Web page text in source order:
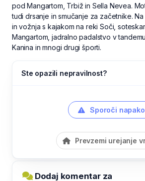
pod Mangartom, Trbiž in Sella Nevea.
tudi drsanje in smučanje za začetnike.
in vožnja s kajakom na reki Soči,
Mangartom, jadralno padalstvo v
Kanina in mnogi drugi športi.
Ste opazili nepravilnost?
Sporoči napako
Prevzemi urejanje
Dodaj komentar za